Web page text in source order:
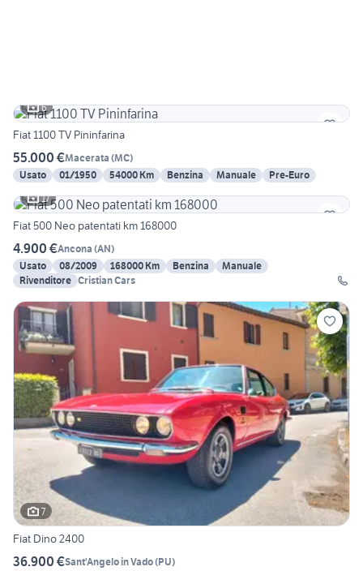
6
Fiat 1100 TV Pininfarina
55.000 €Macerata (MC)
Usato
01/1950 54000 Km Benzina Manuale
Pre-Euro
17
Fiat 500 Neo patentati km 168000
4.900 €Ancona (AN)
Usato
08/2009 168000 Km Benzina
Manuale
Rivenditore Cristian Cars
7
Fiat Dino 2400
36.900 €Sant'Angelo in Vado(PU)